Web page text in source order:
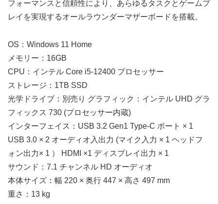
フォーマンスと信頼性により、あらゆるタスクとゲームプ
レイを実現するオールラウンダーマザーボードを搭載。
OS：Windows 11 Home
メモリー：16GB
CPU：インテル Core i5-12400 プロセッサー
ストレージ：1TB SSD
光学ドライブ：別売り グラフィック：インテル UHD グラ
フィックス 730 (プロセッサー内蔵)
インターフェイス：USB 3.2 Gen1 Type-C ポート × 1
USB 3.0 × 2 オーディオ入出力 (マイク入力 × 1 ヘッドフ
ォン出力× 1 ） HDMI ×1 ディスプレイ出力 × 1
サウンド：7.1 チャンネル HD オーディオ
本体サイズ：幅 220 × 奥行 447 × 高さ 497 mm
重さ：13 kg